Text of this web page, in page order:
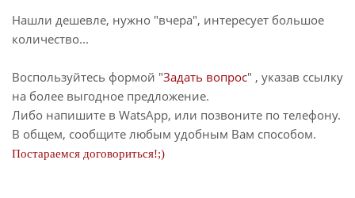
Нашли дешевле, нужно "вчера", интересует большое
количество...
Воспользуйтесь формой "Задать вопрос" , указав ссылку
на более выгодное предложение.
Либо напишите в WatsApp, или позвоните по телефону.
В общем, сообщите любым удобным Вам способом.
Постараемся договориться!;)